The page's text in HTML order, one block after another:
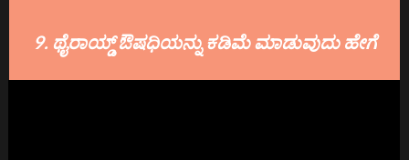
9. ಥೈರಾಯ್ಡ್ ಔಷಧಿಯನ್ನು ಕಡಿಮೆ ಮಾಡುವುದು ಹೇಗೆ